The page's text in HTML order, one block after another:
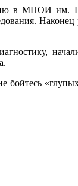
в МНОИ им.